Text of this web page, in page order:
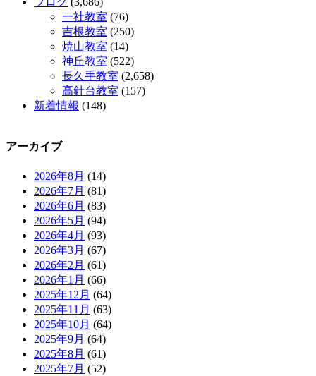
一社教室 (76)
吉根教室 (250)
焼山教室 (14)
神丘教室 (522)
長久手教室 (2,658)
高針台教室 (157)
新着情報 (148)
アーカイブ
2026年8月 (14)
2026年7月 (81)
2026年6月 (83)
2026年5月 (94)
2026年4月 (93)
2026年3月 (67)
2026年2月 (61)
2026年1月 (66)
2025年12月 (64)
2025年11月 (63)
2025年10月 (64)
2025年9月 (64)
2025年8月 (61)
2025年7月 (52)